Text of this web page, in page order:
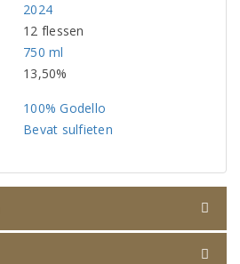
2024
12 flessen
750 ml
13,50%
100% Godello
Bevat sulfieten